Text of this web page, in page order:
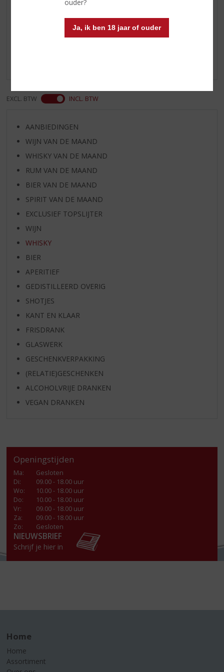
ouder?
Ja, ik ben 18 jaar of ouder
Reviews
EXCL. BTW INCL. BTW
AANBIEDINGEN
WIJN VAN DE MAAND
WHISKY VAN DE MAAND
RUM VAN DE MAAND
BIER VAN DE MAAND
SPIRIT VAN DE MAAND
EXCLUSIEF TOPSLIJTER
WIJN
WHISKY
BIER
APERITIEF
GEDISTILLEERD OVERIG
SHOTJES
KANT EN KLAAR
FRISDRANK
GLASWERK
GESCHENKVERPAKKING
(RELATIE)GESCHENKEN
ALCOHOLVRIJE DRANKEN
VEGAN DRANKEN
Openingstijden
Ma:
Gesloten
Di:
09.00 - 18.00 uur
Wo:
10.00 - 18.00 uur
Do:
10.00 - 18.00 uur
Vr:
09.00 - 18.00 uur
Za:
09.00 - 18.00 uur
Zo:
Gesloten
NIEUWSBRIEF
Schrijf je hier in
Home
Home
Assortiment